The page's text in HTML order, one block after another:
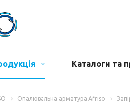
Каталоги та
Опалювальна арматура Afriso